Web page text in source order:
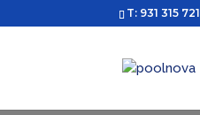
T: 931 315 721